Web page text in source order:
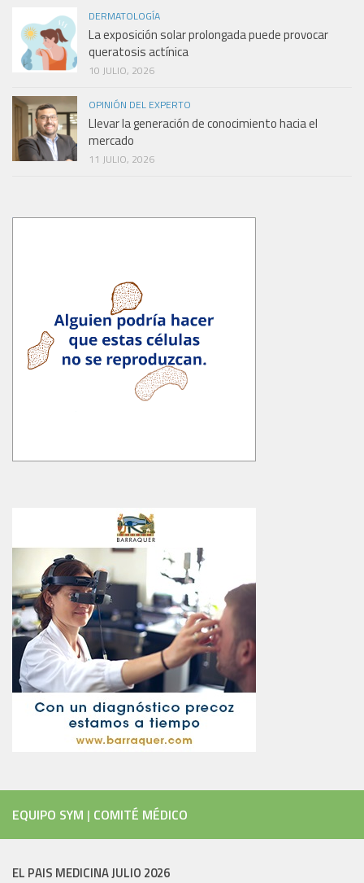
DERMATOLOGÍA
La exposición solar prolongada puede provocar
queratosis actínica
10 JULIO, 2026
OPINIÓN DEL EXPERTO
Llevar la generación de conocimiento hacia el
mercado
11 JULIO, 2026
EQUIPO SYM | COMITÉ MÉDICO
EL PAIS MEDICINA JULIO 2026